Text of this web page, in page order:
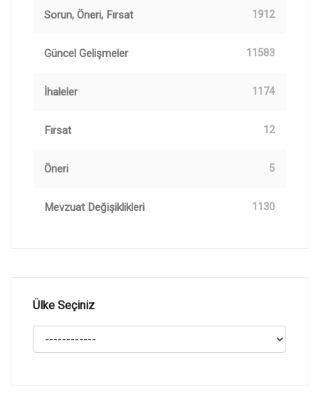
Sorun, Öneri, Fırsat 1912
Güncel Gelişmeler 11583
İhaleler 1174
Fırsat 12
Öneri 5
Mevzuat Değişiklikleri 1130
Ülke Seçiniz